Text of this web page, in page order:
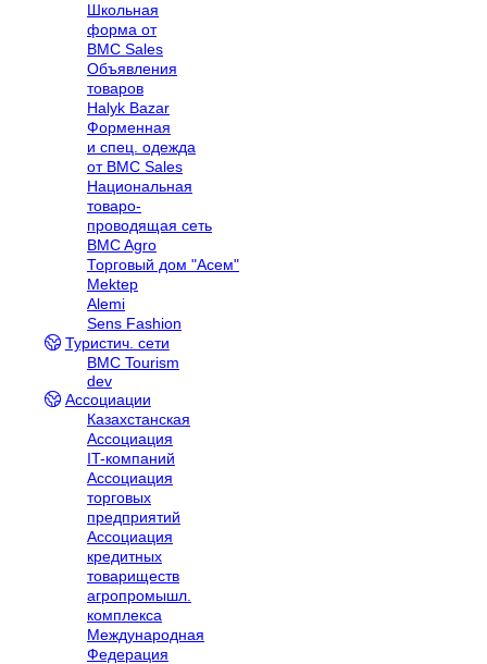
Школьная
форма от
BMC Sales
Объявления
товаров
Halyk Bazar
Форменная
и спец. одежда
от BMC Sales
Национальная
товаро-
проводящая сеть
BMC Agro
Торговый дом "Асем"
Mektep
Alemi
Sens Fashion
Туристич. сети
BMC Tourism
dev
Ассоциации
Казахстанская
Ассоциация
IT-компаний
Ассоциация
торговых
предприятий
Ассоциация
кредитных
товариществ
агропромышл.
комплекса
Международная
Федерация